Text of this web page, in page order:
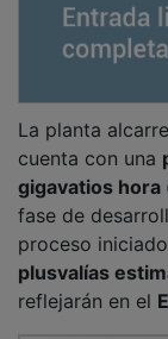
La planta
cuenta con una
gigavatios hora
fase de
proceso iniciado
plusvalías
reflejarán en el